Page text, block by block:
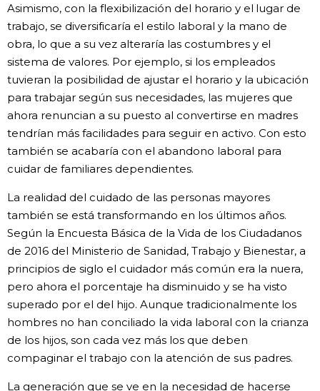
Asimismo, con la flexibilización del horario y el lugar de
trabajo, se diversificaría el estilo laboral y la mano de
obra, lo que a su vez alteraría las costumbres y el
sistema de valores. Por ejemplo, si los empleados
tuvieran la posibilidad de ajustar el horario y la ubicación
para trabajar según sus necesidades, las mujeres que
ahora renuncian a su puesto al convertirse en madres
tendrían más facilidades para seguir en activo. Con esto
también se acabaría con el abandono laboral para
cuidar de familiares dependientes.
La realidad del cuidado de las personas mayores
también se está transformando en los últimos años.
Según la Encuesta Básica de la Vida de los Ciudadanos
de 2016 del Ministerio de Sanidad, Trabajo y Bienestar, a
principios de siglo el cuidador más común era la nuera,
pero ahora el porcentaje ha disminuido y se ha visto
superado por el del hijo. Aunque tradicionalmente los
hombres no han conciliado la vida laboral con la crianza
de los hijos, son cada vez más los que deben
compaginar el trabajo con la atención de sus padres.
La generación que se ve en la necesidad de hacerse